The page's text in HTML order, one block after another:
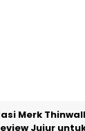
Merk
Jujur